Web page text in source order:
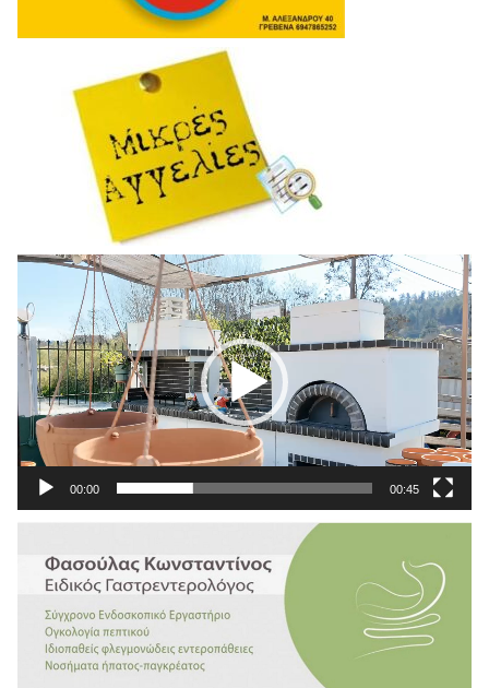
Πρόγραμμα
Αναπαραγωγής
Βίντεο
00:00 00:45